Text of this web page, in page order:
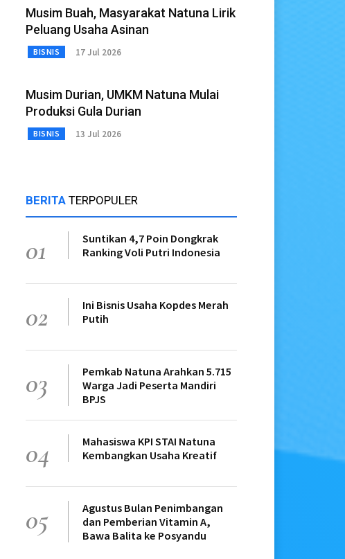
Musim Buah, Masyarakat Natuna Lirik
Peluang Usaha Asinan
BISNIS 17 Jul 2026
Musim Durian, UMKM Natuna Mulai
Produksi Gula Durian
BISNIS 13 Jul 2026
BERITA TERPOPULER
01
Suntikan 4,7 Poin Dongkrak
Ranking Voli Putri Indonesia
02
Ini Bisnis Usaha Kopdes Merah
Putih
03
Pemkab Natuna Arahkan 5.715
Warga Jadi Peserta Mandiri
BPJS
04
Mahasiswa KPI STAI Natuna
Kembangkan Usaha Kreatif
05
Agustus Bulan Penimbangan
dan Pemberian Vitamin A,
Bawa Balita ke Posyandu